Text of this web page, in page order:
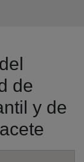
de
y de